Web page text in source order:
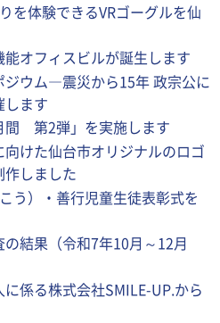
を体験できるVRゴーグルを仙
オフィスビルが誕生します
ジウム―震災から15年 政宗公に
ます
間 第2弾」を実施します
けた仙台市オリジナルのロゴ
しました
）・善行児童生徒表彰式を
結果（令和7年10月～12月
係る株式会社SMILE-UP.から